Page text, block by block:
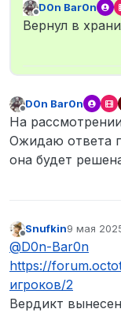
Не в сети
D0n Bar0n
Вернул в
D0n Bar0n
На
Ожидаю ответа
она будет
Не в сети
Snufkin9 мая 2025
@D0n-Bar0n
https://
игроков/2
Вердикт